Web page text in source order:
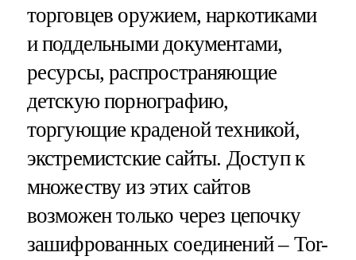
торговцев оружием, наркотиками
и поддельными документами,
ресурсы, распространяющие
детскую порнографию,
торгующие краденой техникой,
экстремистские сайты. Доступ к
множеству из этих сайтов
возможен только через цепочку
зашифрованных соединений – Tor-